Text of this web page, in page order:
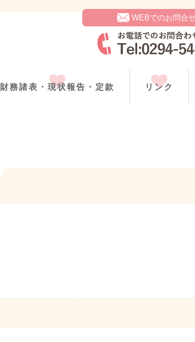
WEBでのお問合
財務諸表・現状報告・定款 リンク